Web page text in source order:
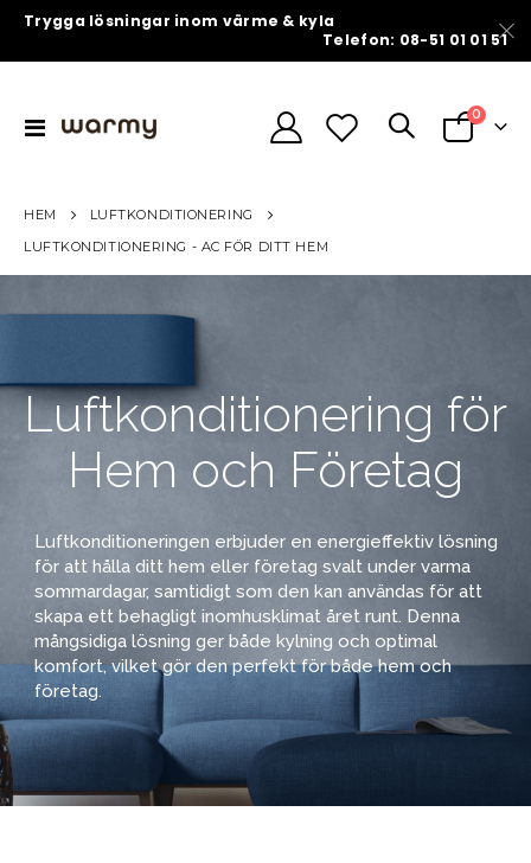
Trygga lösningar inom värme & kyla
Telefon: 08-51 01 01 51
Växla
Varukorg
0artiklar
HEM
LUFTKONDITIONERING
LUFTKONDITIONERING - AC FÖR DITT HEM
Luftkonditionering för
Hem och Företag
Luftkonditioneringen erbjuder en energieffektiv lösning
för att hålla ditt hem eller företag svalt under varma
sommardagar, samtidigt som den kan användas för att
skapa ett behagligt inomhusklimat året runt. Denna
mångsidiga lösning ger både kylning och optimal
komfort, vilket gör den perfekt för både hem och
företag.